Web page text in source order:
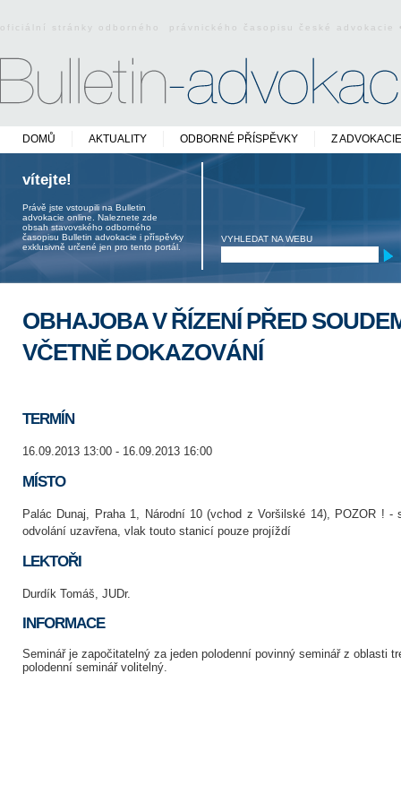
oficiální stránky odborného právnického časopisu české
DOMŮ AKTUALITY ODBORNÉ PŘÍSPĚVKY Z ADVOKACIE
vítejte!
Právě jste vstoupili na Bulletin
advokacie online. Naleznete zde
obsah stavovského odborného
časopisu Bulletin advokacie i příspěvky
exklusivně určené jen pro tento portál.
VYHLEDAT NA WEBU
OBHAJOBA V ŘÍZENÍ PŘED
VČETNĚ DOKAZOVÁNÍ
TERMÍN
16.09.2013 13:00 - 16.09.2013 16:00
MÍSTO
Palác Dunaj, Praha 1, Národní 10 (vchod z Voršilské 14), POZOR ! -
odvolání uzavřena, vlak touto stanicí pouze projíždí
LEKTOŘI
Durdík Tomáš, JUDr.
INFORMACE
Seminář je započitatelný za jeden polodenní povinný seminář z oblasti
polodenní seminář volitelný.